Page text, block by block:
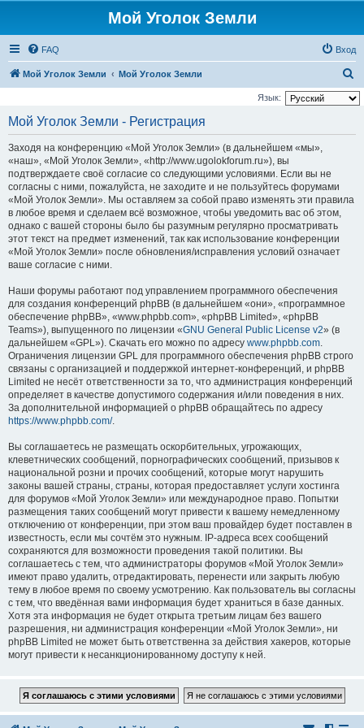
Мой Уголок Земли
FAQ Вход
Мой Уголок Земли Мой Уголок Земли
о
Язык:
Мой Уголок Земли - Регистрация
Заходя на конференцию «Мой Уголок Земли» (в дальнейшем «мы»,
«наш», «Мой Уголок Земли», «http://www.ugolokforum.ru»), вы
подтверждаете своё согласие со следующими условиями. Если вы не
согласны с ними, пожалуйста, не заходите и не пользуйтесь форумами
«Мой Уголок Земли». Мы оставляем за собой право изменять эти правила
в любое время и сделаем всё возможное, чтобы уведомить вас об этом,
однако с вашей стороны было бы разумным регулярно просматривать
этот текст на предмет изменений, так как использование конференции
«Мой Уголок Земли» после обновления/исправления условий означает
ваше согласие с ними.
Наши форумы работают под управлением программного обеспечения
для создания конференций phpBB (в дальнейшем «они», «программное
обеспечение phpBB», «www.phpbb.com», «phpBB Limited», «phpBB
Teams»), выпущенного по лицензии «GNU General Public License v2» (в
дальнейшем «GPL»). Скачать его можно по адресу www.phpbb.com.
Ограничения лицензии GPL для программного обеспечения phpBB строго
связаны с организацией и поддержкой интернет-конференций, и phpBB
Limited не несёт ответственности за то, что администрация конференций
определяет в качестве допустимого содержания и/или поведения в них.
За дополнительной информацией о phpBB обращайтесь по адресу
https://www.phpbb.com/.
Вы соглашаетесь не размещать оскорбительных, угрожающих,
клеветнических сообщений, порнографических сообщений, призывов к
национальной розни и прочих сообщений, которые могут нарушить
законы вашей страны, страны, которая предоставляет услуги хостинга
для форумов «Мой Уголок Земли» или международное право. Попытки
размещения таких сообщений могут привести к вашему немедленному
отключению от конференции, при этом ваш провайдер будет поставлен в
известность, если мы сочтём это нужным. IP-адреса всех сообщений
сохраняются для возможности проведения такой политики. Вы
соглашаетесь с тем, что администраторы форумов «Мой Уголок Земли»
имеют право удалить, отредактировать, перенести или закрыть любую
тему в любое время по своему усмотрению. Как пользователь вы согласны
с тем, что введённая вами информация будет храниться в базе данных.
Хотя эта информация не будет открыта третьим лицам без вашего
разрешения, ни администрация конференции «Мой Уголок Земли», ни
phpBB Limited не может быть ответственна за действия хакеров, которые
могут привести к несанкционированному доступу к ней.